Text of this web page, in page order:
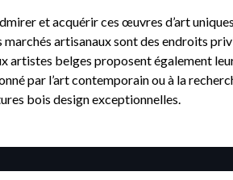
et acquérir ces œuvres d’art
artisanaux sont des endroits
artistes belges proposent également
par l’art contemporain ou à la
bois design exceptionnelles.